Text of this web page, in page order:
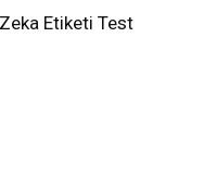
Etiketi Test